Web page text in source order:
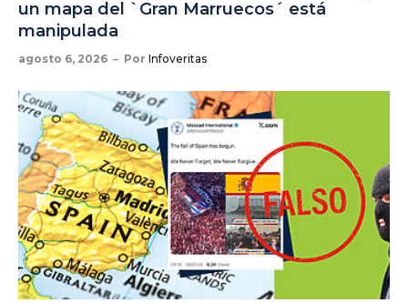
un mapa del `Gran Marruecos´ está
manipulada
agosto 6, 2026 Por Infoveritas